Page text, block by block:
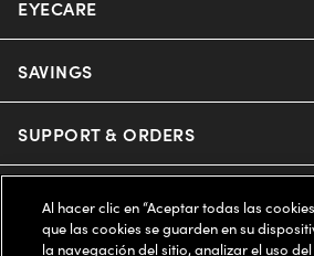
Nuance Audio
Ray-Ban
Oakley
Ray-Ban | Meta
Oakley Meta
EYECARE
Our Eyeglasses
Our Sunglasses
Ray-Ban | Meta
SAVINGS
Offers & Discount
FSA & HSA
SUPPORT & ORDERS
Help Center
LEGAL
Al hacer clic en “Aceptar todas las
que las cookies se guarden en su
la navegación del sitio, analizar el uso